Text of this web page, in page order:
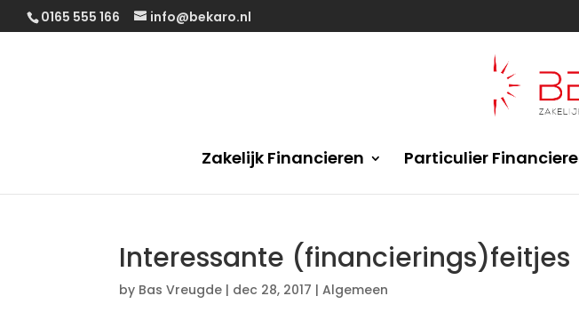
0165 555 166 info@bekaro.nl
Zakelijk Financieren Particulier
Interessante (financierings)feitjes
by Bas Vreugde | dec 28, 2017 |Algemeen